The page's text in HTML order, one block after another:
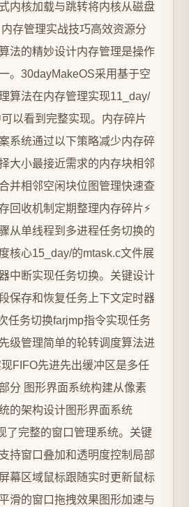
内核加载与跳转将内核从磁盘
存管理实战技巧高效资源分
法的精妙设计内存管理是操作
。30dayMakeOS采用基于空
算法在内存管理实现11_day/
以看到完整实现。内存碎片
系统通过以下策略减少内存碎
大小最接近需求的内存块相邻
并相邻空闲块位图管理快速查
回收机制定期整理内存碎片⚡
从单线程到多进程任务切换的
核心15_day/的mtask.c文件展
中断实现任务切换。关键设计
保存和恢复任务上下文定时器
任务切换farjmp指令实现任务
级管理简单的轮转调度算法进
FIFO先进先出缓冲区是多任
分️ 图形界面系统构建从像素
的架构设计图形界面系统
了完整的窗口管理系统。关键
持窗口叠加和透明度控制局部
幕区域鼠标跟随实时更新鼠标
滑的窗口拖拽效果图形加速与